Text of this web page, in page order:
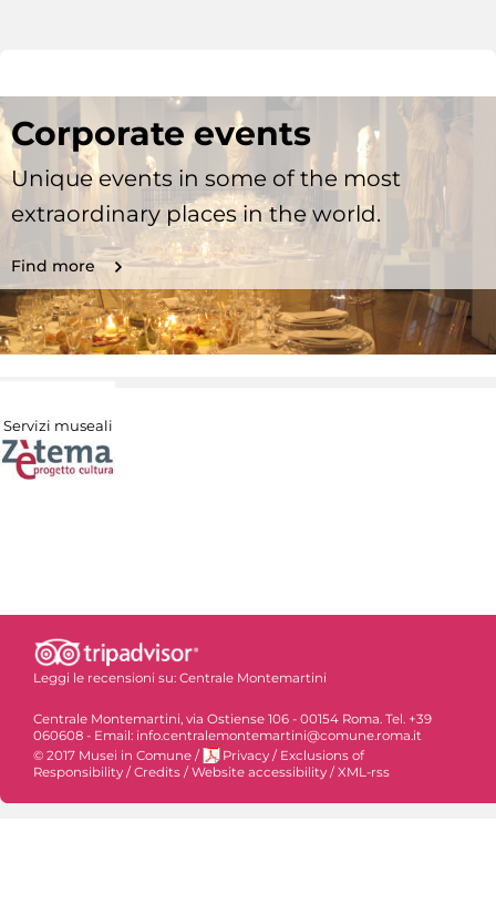
Corporate events
Unique events in some of the most
extraordinary places in the world.
Find more
Servizi museali
Leggi le recensioni su: Centrale Montemartini
Centrale Montemartini, via Ostiense 106 - 00154 Roma. Tel. +39
060608 - Email: info.centralemontemartini@comune.roma.it
© 2017 Musei in Comune / Privacy / Exclusions of
Responsibility / Credits / Website accessibility / XML-rss